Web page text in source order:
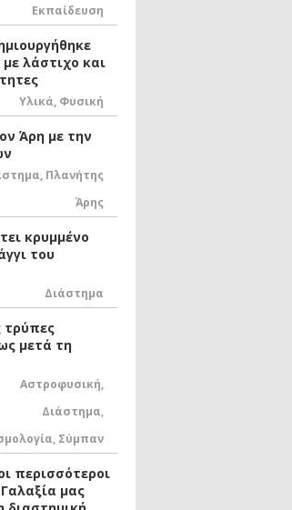
Εκπαίδευση
λάστιχο και
Υλικά, Φυσική
Άρη με την
, Πλανήτης
Άρης
κρυμμένο
του
Διάστημα
τρύπες
μετά τη
Αστροφυσική,
Διάστημα,
, Σύμπαν
περισσότεροι
μας